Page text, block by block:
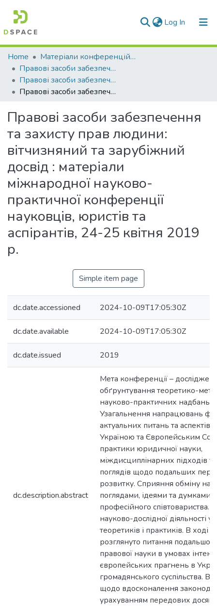
Log In (current)
Communities & Collections
All of DSpace
Statistics
Home
Матеріали конференцій та семінарів
Правові засоби забезпечення та захисту прав людини : вітчизняний та зарубіжний досвід
Правові засоби забезпечення та захисту прав людини: вітчизняний та зарубіжний досвід (2019 р.)
Правові засоби забезпечення та захисту прав людини: вітчизняний та зарубіжний досвід : матерiали міжнародної науково-практичної конференції науковців, юристів та аспірантів, 24-25 квітня 2019 р.
Правові засоби забезпечення
та захисту прав людини:
вітчизняний та зарубіжний
досвід : матерiали
міжнародної науково-
практичної конференції
науковців, юристів та
аспірантів, 24-25 квітня 2019
р.
Simple item page
dc.date.accessioned 2024-10-09T17:05:30Z
dc.date.available 2024-10-09T17:05:30Z
dc.date.issued 2019
dc.description.abstract
Мета конференції –
обґрунтування теоретико-
науково-практичних надбань в
Узагальнення напрацювань
актуальних питань та аспектів
Україною та Європейським
практики юридичної науки,
міждисциплінарних підходів
поглядів щодо подальших
розвитку. Сприяння обміну
поглядами, ідеями та думками
професійного співтовариства.
науково-дослідної діяльності
теоретиків і практиків. В ході
розглянуто питання
правової науки в умовах
європейських прагнень в
громадянського суспільства.
щодо вдосконалення
урахуванням передових